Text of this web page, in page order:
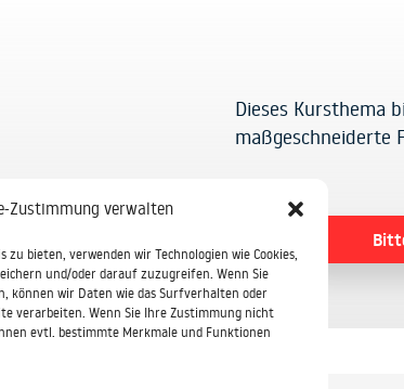
Zustimmung verwalten
zu bieten, verwenden wir Technologien wie Cookies,
und/oder darauf zuzugreifen. Wenn Sie
können wir Daten wie das Surfverhalten oder
verarbeiten. Wenn Sie Ihre Zustimmung nicht
evtl. bestimmte Merkmale und Funktionen
Dieses Kursthema
maßgeschneiderte